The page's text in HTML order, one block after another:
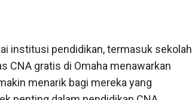
institusi pendidikan, termasuk sekolah
CNA gratis di Omaha menawarkan
menarik bagi mereka yang